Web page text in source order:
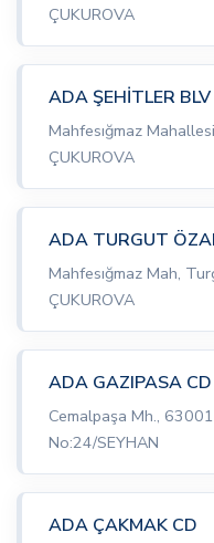
ÇUKUROVA
ADA ŞEHİTLER
Mahfesığmaz
ÇUKUROVA
ADA TURGUT
Mahfesığmaz Mah,
ÇUKUROVA
ADA GAZIPASA CD
Cemalpaşa Mh.,
No:24/SEYHAN
ADA ÇAKMAK CD